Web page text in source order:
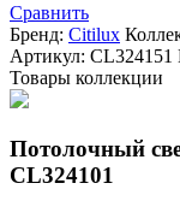
Сравнить
Бренд: Citilux
Артикул: CL324151
Товары коллекции
Потолочный
CL324101